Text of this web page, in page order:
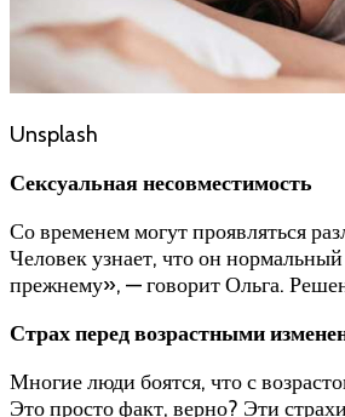
Unsplash
Сексуальная несовместимость
Со временем могут проявляться
Человек узнает, что он
прежнему», — говорит Ольга.
Страх перед возрастными
Многие люди боятся, что с
Это просто факт, верно? Эти